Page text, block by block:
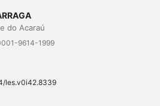
do Acaraú
9614-1999
les.v0i42.8339